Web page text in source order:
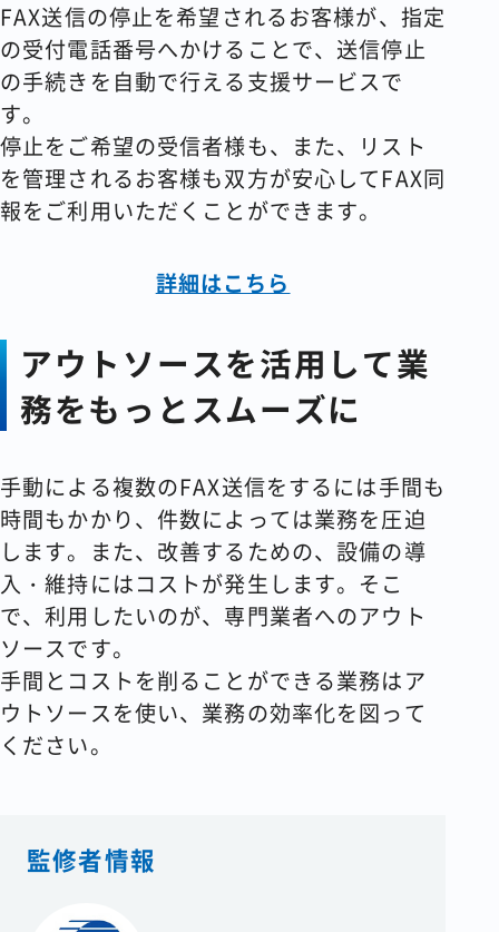
FAX送信の停止を希望されるお客様が、指定
の受付電話番号へかけることで、送信停止
の手続きを自動で行える支援サービスで
す。
停止をご希望の受信者様も、また、リスト
を管理されるお客様も双方が安心してFAX同
報をご利用いただくことができます。
詳細はこちら
アウトソースを活用して業
務をもっとスムーズに
手動による複数のFAX送信をするには手間も
時間もかかり、件数によっては業務を圧迫
します。また、改善するための、設備の導
入・維持にはコストが発生します。そこ
で、利用したいのが、専門業者へのアウト
ソースです。
手間とコストを削ることができる業務はア
ウトソースを使い、業務の効率化を図って
ください。
監修者情報